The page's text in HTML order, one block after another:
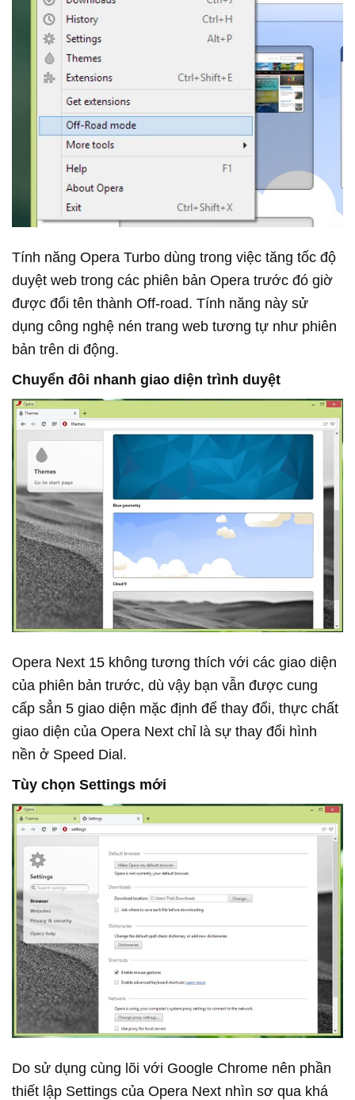
Tính năng Opera Turbo dùng trong việc tăng tốc độ
duyệt web trong các phiên bản Opera trước đó giờ
được đổi tên thành Off-road. Tính năng này sử
dụng công nghệ nén trang web tương tự như phiên
bản trên di động.
Chuyển đôi nhanh giao diện trình duyệt
Opera Next 15 không tương thích với các giao diện
của phiên bản trước, dù vậy bạn vẫn được cung
cấp sẳn 5 giao diện mặc định để thay đổi, thực chất
giao diện của Opera Next chỉ là sự thay đổi hình
nền ở Speed Dial.
Tùy chọn Settings mới
Do sử dụng cùng lõi với Google Chrome nên phần
thiết lập Settings của Opera Next nhìn sơ qua khá